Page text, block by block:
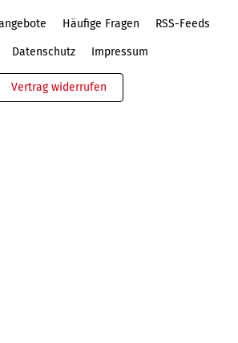
Häufige Fragen RSS-Feeds
Datenschutz Impressum
Vertrag widerrufen